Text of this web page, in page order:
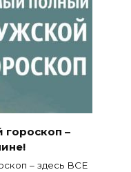
–
– здесь ВСЕ